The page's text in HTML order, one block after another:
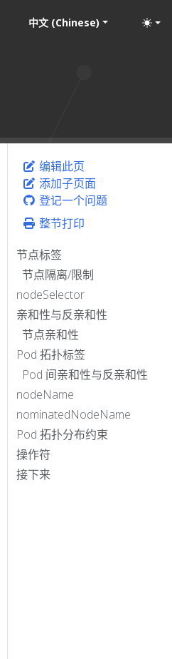
中文 (Chinese)
编辑此页
添加子页面
登记一个问题
整节打印
节点标签
节点隔离/限制
nodeSelector
亲和性与反亲和性
节点亲和性
Pod 拓扑标签
Pod 间亲和性与反亲和性
nodeName
nominatedNodeName
Pod 拓扑分布约束
操作符
接下来